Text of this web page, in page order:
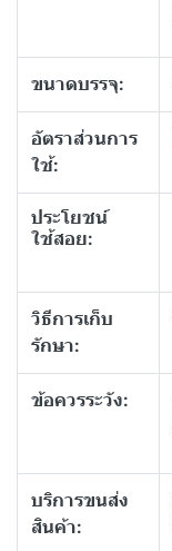
ขนาดบรรจุ:
อัตราส่วนการ
ใช้:
ประโยชน์
ใช้สอย:
วิธีการเก็บ
รักษา:
ข้อควรระวัง:
บริการขนส่ง
สินค้า: